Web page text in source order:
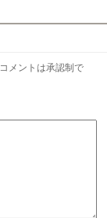
メントは承認制で